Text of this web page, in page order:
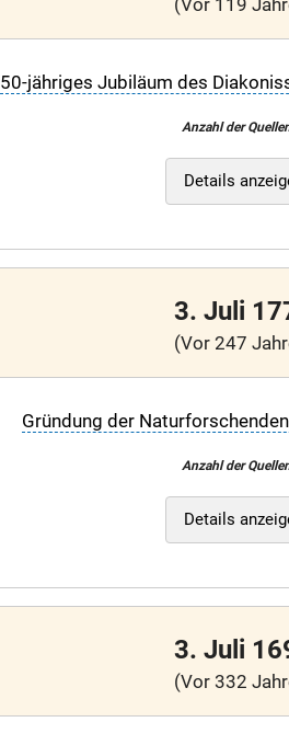
(Vor 119
50-jähriges Jubiläum des
Anzahl der
Details
3. Juli
(Vor 247
Gründung der
Anzahl der
Details
3. Juli
(Vor 332